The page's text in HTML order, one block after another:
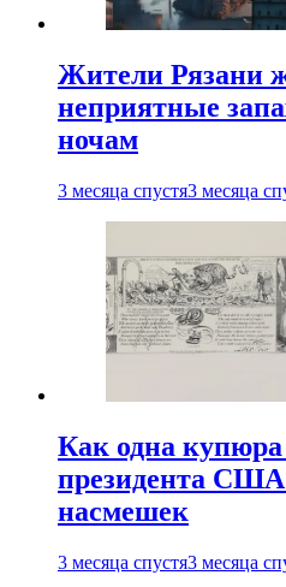
Жители Рязани
неприятные
ночам
3 месяца спустя3 месяца
Как одна купюра
президента США
насмешек
3 месяца спустя3 месяца